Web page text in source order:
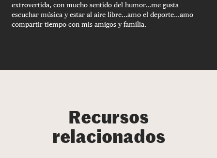
extrovertida, con mucho sentido del humor...me gusta
escuchar música y estar al aire libre...amo el deporte...amo
compartir tiempo con mis amigos y familia.
Recursos
relacionados